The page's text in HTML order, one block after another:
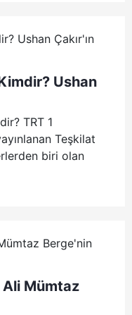
Ushan
TRT 1
Teşkilat
biri olan
Ali Mümtaz